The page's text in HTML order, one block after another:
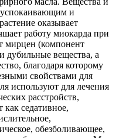
успокаивающим и
оказывает
работу миокарда при
мирцен (компонент
дубильные вещества, а
благодаря которому
свойствами для
используют для лечения
расстройств,
как седативное,
обезболивающее,